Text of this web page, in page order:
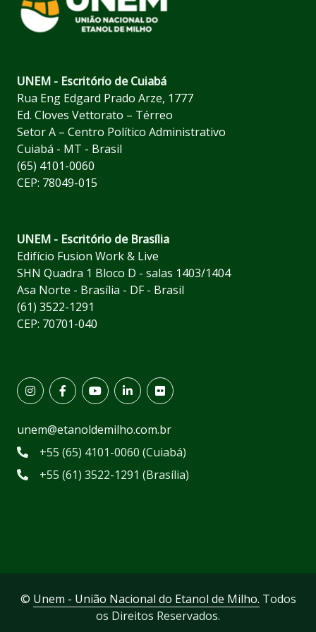
UNEM - Escritório de Cuiabá
Rua Eng Edgard Prado Arze, 1777
Ed. Cloves Vettorato – Térreo
Setor A – Centro Político Administrativo
Cuiabá - MT - Brasil
(65) 4101-0060
CEP: 78049-015
UNEM - Escritório de Brasília
Edifício Fusion Work & Live
SHN Quadra 1 Bloco D - salas 1403/1404
Asa Norte - Brasília - DF - Brasil
(61) 3522-1291
CEP: 70701-040
unem@etanoldemilho.com.br
+55 (65) 4101-0060 (Cuiabá)
+55 (61) 3522-1291 (Brasília)
© Unem - União Nacional do Etanol de Milho. Todos
os Direitos Reservados.